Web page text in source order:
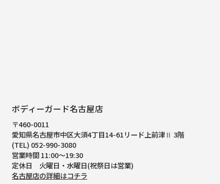
ボディーガード名古屋店
〒460-0011
愛知県名古屋市中区大須4丁目14-61リード上前津Ⅱ 3階
(TEL) 052-990-3080
営業時間 11:00～19:30
定休日 火曜日・水曜日(祝祭日は営業)
名古屋店の詳細はコチラ